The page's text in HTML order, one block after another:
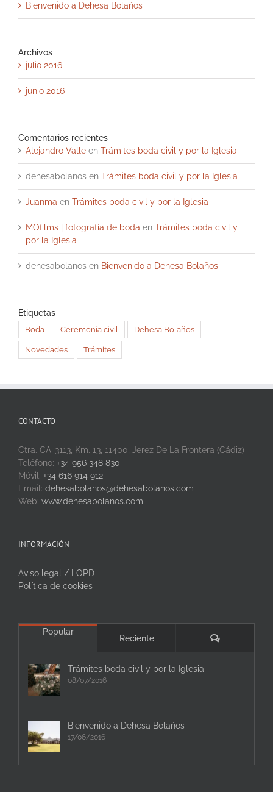
Bienvenido a Dehesa Bolaños
Archivos
julio 2016
junio 2016
Comentarios recientes
Alejandro Valle en Trámites boda civil y por la Iglesia
dehesabolanos en Trámites boda civil y por la Iglesia
Juanma en Trámites boda civil y por la Iglesia
MOfilms | fotografía de boda en Trámites boda civil y
por la Iglesia
dehesabolanos en Bienvenido a Dehesa Bolaños
Etiquetas
Boda Ceremonia civil Dehesa Bolaños
Novedades Trámites
CONTACTO
Ctra. CA-3113, Km. 13, 11400, Jerez De La Frontera (Cádiz)
Teléfono: +34 956 348 830
Móvil: +34 616 914 912
Email: dehesabolanos@dehesabolanos.com
Web: www.dehesabolanos.com
INFORMACIÓN
Aviso legal / LOPD
Política de cookies
Popular
Reciente Comentarios
Trámites boda civil y por la Iglesia
08/07/2016
Bienvenido a Dehesa Bolaños
17/06/2016